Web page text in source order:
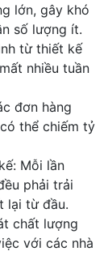
lớn, gây khó
số lượng ít.
từ thiết kế
nhiều tuần
đơn hàng
thể chiếm tỷ
Mỗi lần
phải trải
lại từ đầu.
chất lượng
với các nhà